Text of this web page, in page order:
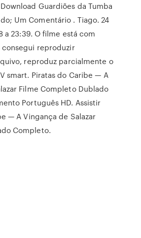
Guardiões da Tumba
Um Comentário . Tiago. 24
a 23:39. O filme está com
consegui reproduzir
reproduz parcialmente o
smart. Piratas do Caribe — A
Filme Completo Dublado
Português HD. Assistir
— A Vingança de Salazar
Completo.